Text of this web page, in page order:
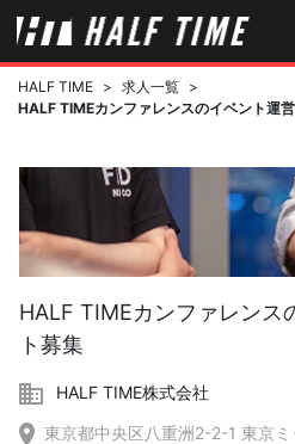
HALF TIME > 求人一覧 >
HALF TIMEカンファレンスのイベント運
HALF TIMEカンファレンス
ト募集
HALF TIME株式会社
東京都中央区八重洲2-2-1 東京